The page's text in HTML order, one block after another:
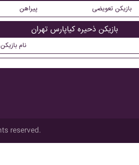
پیراهن بازیکن تعویضی
بازیکن ذحیره کياپارس تهران
نام بازیکن
reserved.